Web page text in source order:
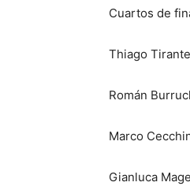
Cuartos de
Thiago
Román
Marco
Gianluca